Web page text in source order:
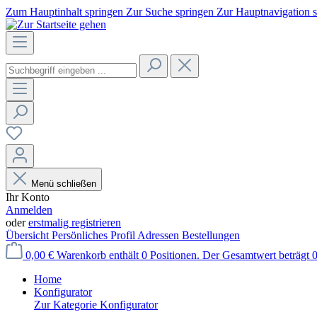
Zum Hauptinhalt springen Zur Suche springen Zur Hauptnavigation
Menü schließen
Ihr Konto
Anmelden
odererstmalig registrieren
Übersicht Persönliches Profil Adressen Bestellungen
0,00 € Warenkorb enthält 0 Positionen. Der Gesamtwert beträgt
Home
Konfigurator
Zur Kategorie Konfigurator